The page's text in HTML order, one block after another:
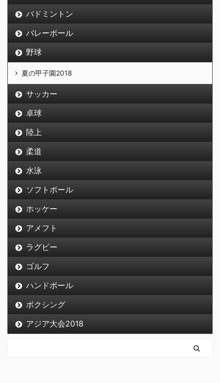
バドミントン
バレーボール
野球
夏の甲子園2018
サッカー
卓球
陸上
柔道
水泳
ソフトボール
ホッケー
アメフト
ラグビー
ゴルフ
ハンドボール
ボクシング
アジア大会2018